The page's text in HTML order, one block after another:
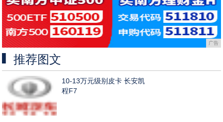
广告
推荐图文
10-13万元级别皮卡 长安凯
程F7